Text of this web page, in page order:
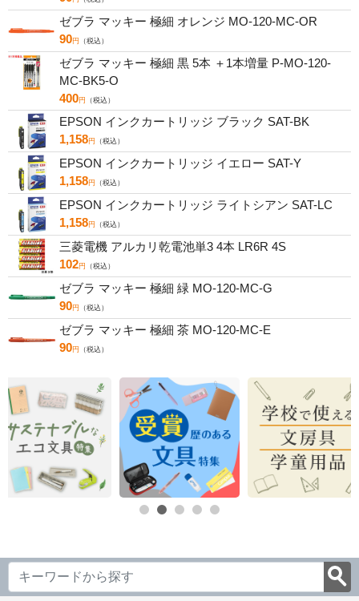
ゼブラ マッキー 極細 オレンジ MO-120-MC-OR
90円 （税込）
ゼブラ マッキー 極細 黒 5本 ＋1本増量 P-MO-120-
MC-BK5-O
400円 （税込）
EPSON インクカートリッジ ブラック SAT-BK
1,158円 （税込）
EPSON インクカートリッジ イエロー SAT-Y
1,158円 （税込）
EPSON インクカートリッジ ライトシアン SAT-LC
1,158円 （税込）
三菱電機 アルカリ乾電池単3 4本 LR6R 4S
102円 （税込）
ゼブラ マッキー 極細 緑 MO-120-MC-G
90円 （税込）
ゼブラ マッキー 極細 茶 MO-120-MC-E
90円 （税込）